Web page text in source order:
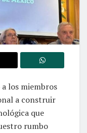
los miembros
a construir
que
rumbo